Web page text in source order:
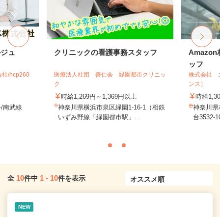
ュ
社/hcp260
南武線
クリニックの看護事務スタッフ
医療法人社団 善仁会 緑園都市クリニッ
ク
時給1,269円～1,369円以上
神奈川県横浜市泉区緑園1-16-1（相鉄
いずみ野線「緑園都市駅」...
Amazon
ッフ
株式会社
ンス］
時給
神奈川
台
全 10件中 1 - 10件を表示
NEW